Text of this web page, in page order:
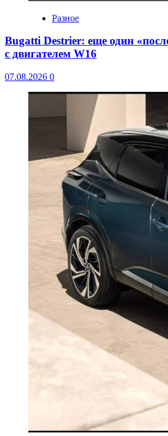
Разное
Bugatti Destrier: еще один
с двигателем W16
07.08.2026 0